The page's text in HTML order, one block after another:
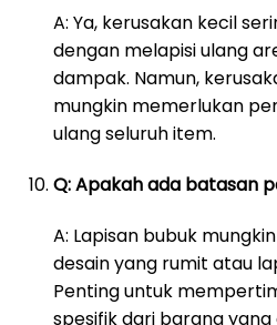
A: Ya, kerusakan kecil
dengan melapisi ulang
dampak. Namun,
mungkin memerlukan
ulang seluruh item.
Q: Apakah ada batasan
A: Lapisan bubuk
desain yang rumit atau
Penting untuk
spesifik dari barang yang